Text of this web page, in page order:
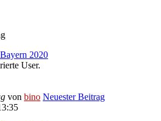
2020
User.
von bino Neuester Beitrag